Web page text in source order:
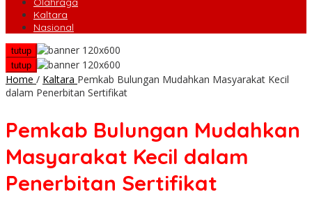
Kaltara
Nasional
tutup
tutup
Home / Kaltara Pemkab Bulungan Mudahkan Masyarakat Kecil
dalam Penerbitan Sertifikat
Pemkab Bulungan Mudahkan
Masyarakat Kecil dalam
Penerbitan Sertifikat